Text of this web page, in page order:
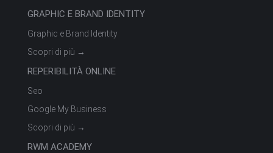
GRAPHIC E BRAND IDENTITY
Graphic e Brand Identity
Scopri di più →
REPERIBILITÀ ONLINE
Seo
Google My Business
Scopri di più →
RWM ACADEMY